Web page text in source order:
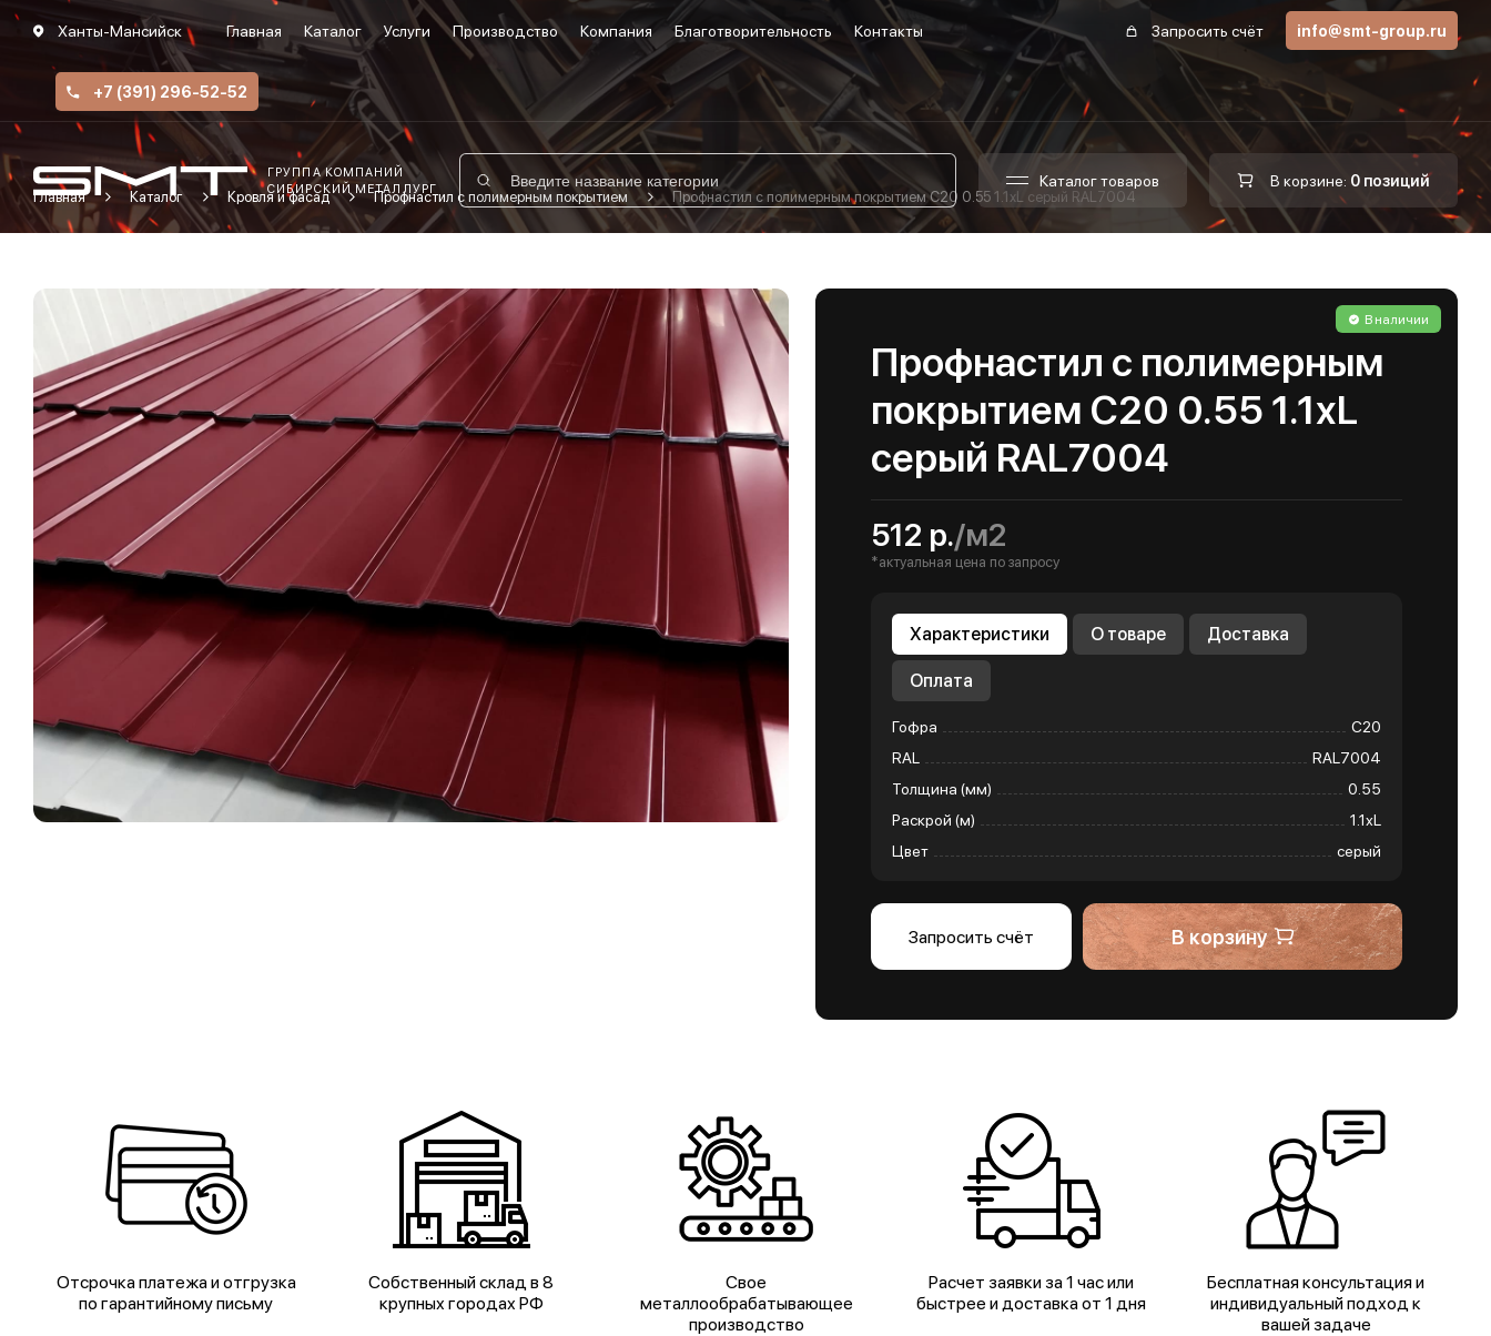
Ханты-Мансийск Главная Каталог Услуги Производство Компания Благотворительность Контакты Запросить счёт info@smt-group.ru
+7 (391) 296-52-52
ГРУППА КОМПАНИЙ
СИБИРСКИЙ МЕТАЛЛУРГ
Каталог товаров В корзине: 0 позиций
Главная Каталог Кровля и фасад Профнастил с полимерным покрытием Профнастил с полимерным покрытием С20 0.55 1.1хL серый RAL7004
В наличии
Профнастил с полимерным
покрытием С20 0.55 1.1хL
серый RAL7004
512 р./м2
*актуальная цена по запросу
Характеристики О товаре Доставка
Оплата
Гофра
С20
RAL
RAL7004
Толщина (мм)
0.55
Раскрой (м)
1.1хL
Цвет
серый
Запросить счёт В корзину
Отсрочка платежа и отгрузка
по гарантийному письму
Собственный склад в 8
крупных городах РФ
Свое
металлообрабатывающее
производство
Расчет заявки за 1 час или
быстрее и доставка от 1 дня
Бесплатная консультация и
индивидуальный подход к
вашей задаче